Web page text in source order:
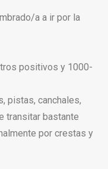
a a ir por la
positivos y 1000-
pistas, canchales,
transitar bastante
por crestas y